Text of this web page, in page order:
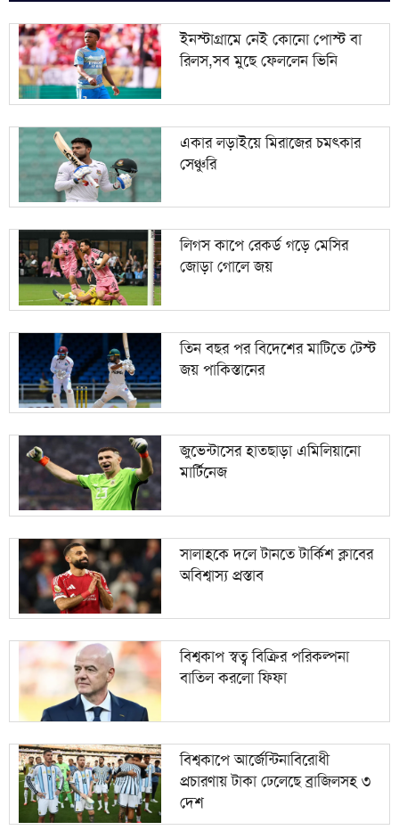
৯ ৩০০ কোটি টাকার প্রকল্প এখন পরিত্যক্ত স্থাপনা
১০ গ্যাস সংকট নয়, সিদ্ধান্তের কারণে বন্ধ যমুনা সার
কারখানা
ইনস্টাগ্রামে নেই কোনো পোস্ট বা
রিলস,সব মুছে ফেললেন ভিনি
একার লড়াইয়ে মিরাজের চমৎকার
সেঞ্চুরি
লিগস কাপে রেকর্ড গড়ে মেসির
জোড়া গোলে জয়
তিন বছর পর বিদেশের মাটিতে টেস্ট
জয় পাকিস্তানের
জুভেন্টাসের হাতছাড়া এমিলিয়ানো
মার্টিনেজ
সালাহকে দলে টানতে টার্কিশ ক্লাবের
অবিশ্বাস্য প্রস্তাব
বিশ্বকাপ স্বত্ব বিক্রির পরিকল্পনা
বাতিল করলো ফিফা
বিশ্বকাপে আর্জেন্টিনাবিরোধী
প্রচারণায় টাকা ঢেলেছে ব্রাজিলসহ ৩
দেশ